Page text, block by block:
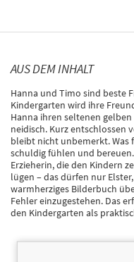
AUS DEM INHALT
Hanna und Timo sind beste
Kindergarten wird ihre
Hanna ihren seltenen
neidisch. Kurz entschlossen
bleibt nicht unbemerkt. Was
schuldig fühlen und
Erzieherin, die den Kindern
lügen – das dürfen nur
warmherziges Bilderbuch
Fehler einzugestehen. Das
den Kindergarten als